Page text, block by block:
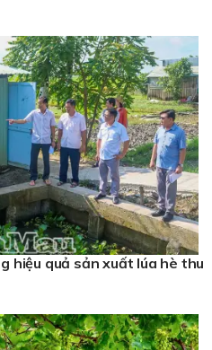
hiệu quả sản xuất lúa hè thu